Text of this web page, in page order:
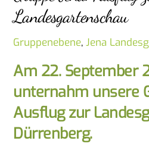
Landesgartenschau
Gruppenebene,Jena
Am 22. September
unternahm unsere
Ausflug zur
Dürrenberg.